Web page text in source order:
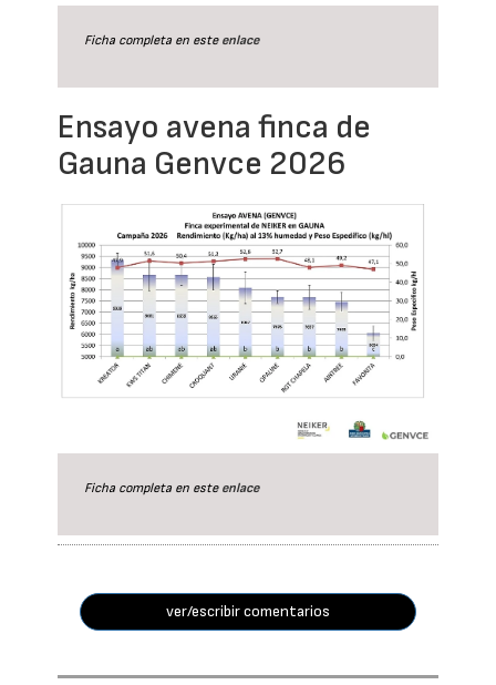
Ficha completa en este enlace
Ensayo avena finca de
Gauna Genvce 2026
Ficha completa en este enlace
ver/escribir comentarios